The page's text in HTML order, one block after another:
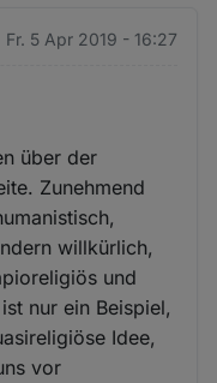
Fr. 5 Apr 2019 - 16:27
über der
Zunehmend
willkürlich,
und
nur ein Beispiel,
Idee,
vor